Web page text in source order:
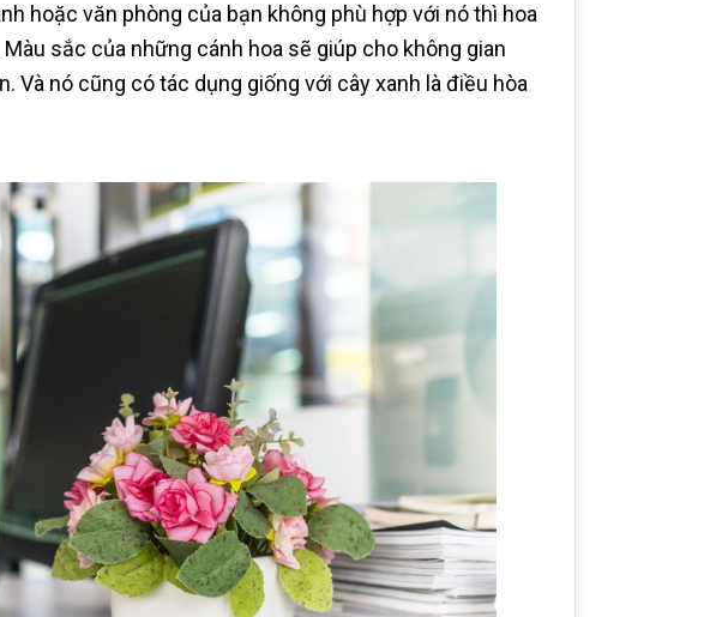
hoặc văn phòng của bạn không phù hợp với nó thì hoa
sắc của những cánh hoa sẽ giúp cho không gian
Và nó cũng có tác dụng giống với cây xanh là điều hòa